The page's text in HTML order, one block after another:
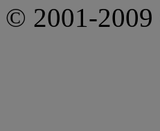
© 2001-2009